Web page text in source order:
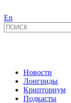
En
Новости
Лонгриды
Крипториум
Подкасты